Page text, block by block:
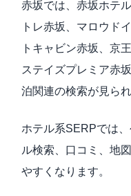
赤坂では、赤坂ホテ
トレ赤坂、マロウド
トキャビン赤坂、京
ステイズプレミア赤
泊関連の検索が見られ
ホテル系SERPでは
ル検索、口コミ、地
やすくなります。